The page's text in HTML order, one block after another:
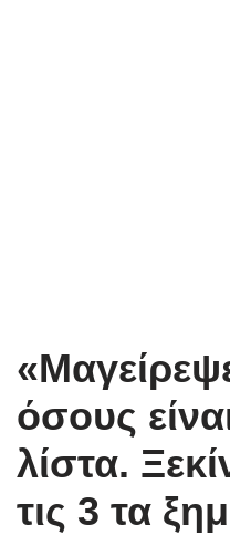
όσους
λίστα.
τις 3 τα